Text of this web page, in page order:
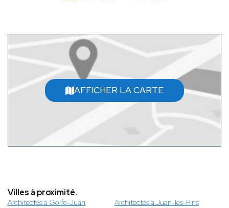
AFFICHER LA CARTE
Villes à proximité.
Architectes à Golfe-Juan
Architectes à Juan-les-Pins